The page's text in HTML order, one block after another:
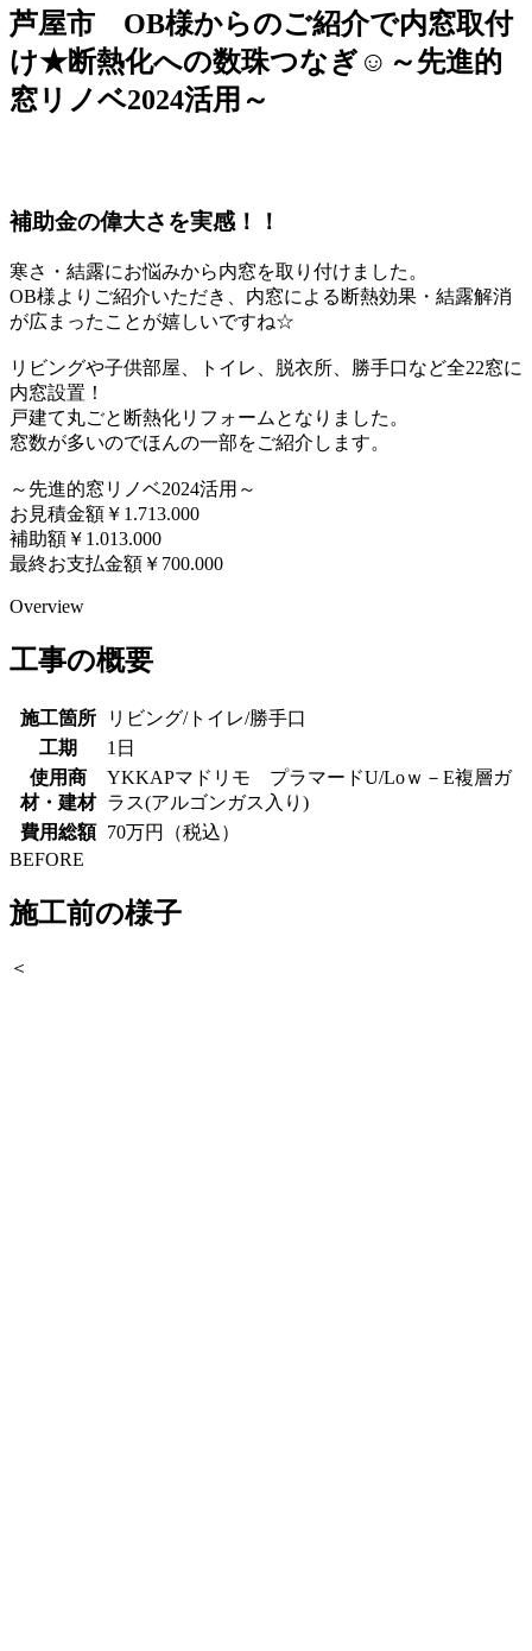
芦屋市 OB様からのご紹介で内窓取付
け★断熱化への数珠つなぎ☺～先進的
窓リノベ2024活用～
補助金の偉大さを実感！！
寒さ・結露にお悩みから内窓を取り付けました。
OB様よりご紹介いただき、内窓による断熱効果・結露解消
が広まったことが嬉しいですね☆
リビングや子供部屋、トイレ、脱衣所、勝手口など全22窓に
内窓設置！
戸建て丸ごと断熱化リフォームとなりました。
窓数が多いのでほんの一部をご紹介します。
～先進的窓リノベ2024活用～
お見積金額￥1.713.000
補助額￥1.013.000
最終お支払金額￥700.000
Overview
工事の概要
施工箇所
リビング/トイレ/勝手口
工期
1日
使用商
材・建材
YKKAPマドリモ プラマードU/Loｗ－E複層ガ
ラス(アルゴンガス入り)
費用総額
70万円（税込）
BEFORE
施工前の様子
＜